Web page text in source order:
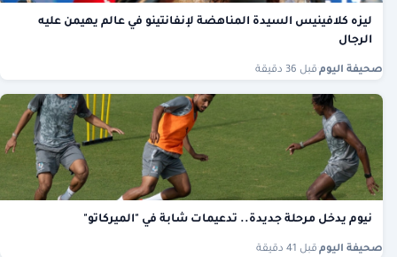
ليزه كلافينيس السيدة المناهضة لإنفانتينو في عالم يهيمن عليه
الرجال
صحيفة اليوم قبل 36 دقيقة
نيوم يدخل مرحلة جديدة.. تدعيمات شابة في "الميركاتو"
صحيفة اليوم قبل 41 دقيقة